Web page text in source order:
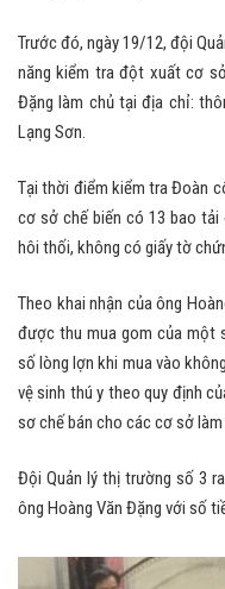
Trước đó, ngày 19/12, đội
năng kiểm tra đột xuất cơ
Đặng làm chủ tại địa chỉ:
Lạng Sơn.
Tại thời điểm kiểm tra Đoàn
cơ sở chế biến có 13 bao
hôi thối, không có giấy tờ
Theo khai nhận của ông
được thu mua gom của một
số lòng lợn khi mua vào
vệ sinh thú y theo quy định
sơ chế bán cho các cơ sở
Đội Quản lý thị trường số 3
ông Hoàng Văn Đặng với số